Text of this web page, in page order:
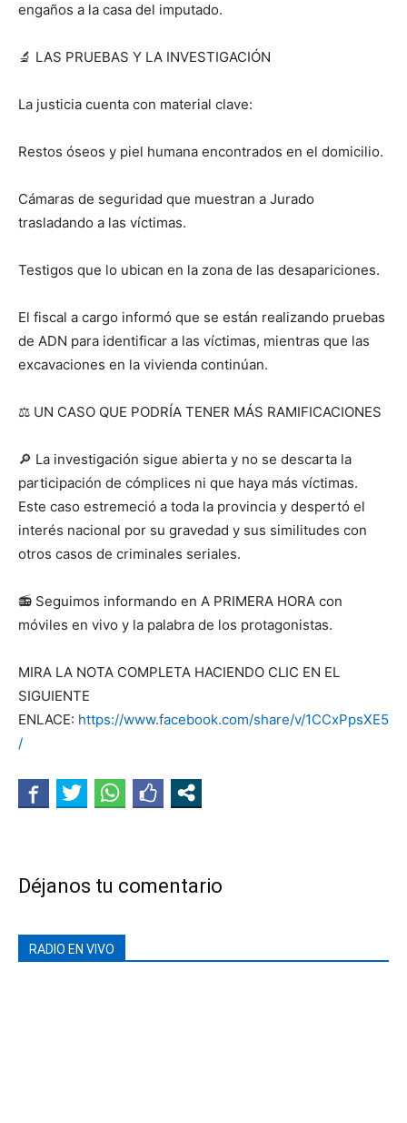
engaños a la casa del imputado.
🔬 LAS PRUEBAS Y LA INVESTIGACIÓN
La justicia cuenta con material clave:
Restos óseos y piel humana encontrados en el domicilio.
Cámaras de seguridad que muestran a Jurado
trasladando a las víctimas.
Testigos que lo ubican en la zona de las desapariciones.
El fiscal a cargo informó que se están realizando pruebas
de ADN para identificar a las víctimas, mientras que las
excavaciones en la vivienda continúan.
⚖️ UN CASO QUE PODRÍA TENER MÁS RAMIFICACIONES
🔎 La investigación sigue abierta y no se descarta la
participación de cómplices ni que haya más víctimas.
Este caso estremeció a toda la provincia y despertó el
interés nacional por su gravedad y sus similitudes con
otros casos de criminales seriales.
📻 Seguimos informando en A PRIMERA HORA con
móviles en vivo y la palabra de los protagonistas.
MIRA LA NOTA COMPLETA HACIENDO CLIC EN EL
SIGUIENTE
ENLACE: https://www.facebook.com/share/v/1CCxPpsXE5
/
Déjanos tu comentario
RADIO EN VIVO